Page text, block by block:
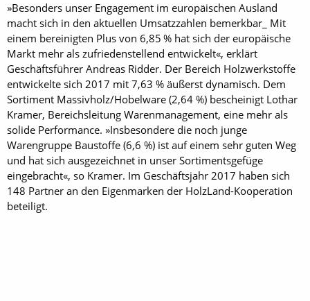
»Besonders unser Engagement im europäischen Ausland
macht sich in den aktuellen Umsatzzahlen bemerkbar_ Mit
einem bereinigten Plus von 6,85 % hat sich der europäische
Markt mehr als zufriedenstellend entwickelt«, erklärt
Geschäftsführer Andreas Ridder. Der Bereich Holzwerkstoffe
entwickelte sich 2017 mit 7,63 % äußerst dynamisch. Dem
Sortiment Massivholz/Hobelware (2,64 %) bescheinigt Lothar
Kramer, Bereichsleitung Warenmanagement, eine mehr als
solide Performance. »Insbesondere die noch junge
Warengruppe Baustoffe (6,6 %) ist auf einem sehr guten Weg
und hat sich ausgezeichnet in unser Sortimentsgefüge
eingebracht«, so Kramer. Im Geschäftsjahr 2017 haben sich
148 Partner an den Eigenmarken der HolzLand-Kooperation
beteiligt.